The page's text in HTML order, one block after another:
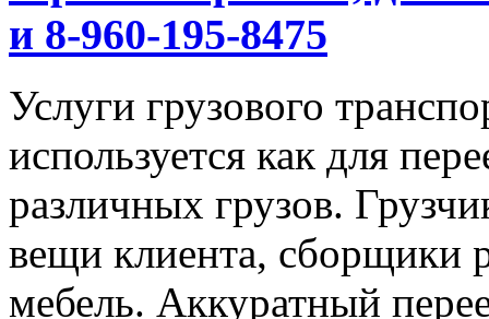
и 8-960-195-8475
Услуги грузового
используется как для
различных грузов.
вещи клиента, сборщики
мебель. Аккуратный